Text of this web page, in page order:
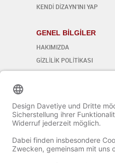
KENDİ DİZAYN'INI YAP
GENEL BİLGİLER
HAKIMIZDA
GİZLİLİK POLİTİKASI
GENEL ŞART VE KOŞULLAR